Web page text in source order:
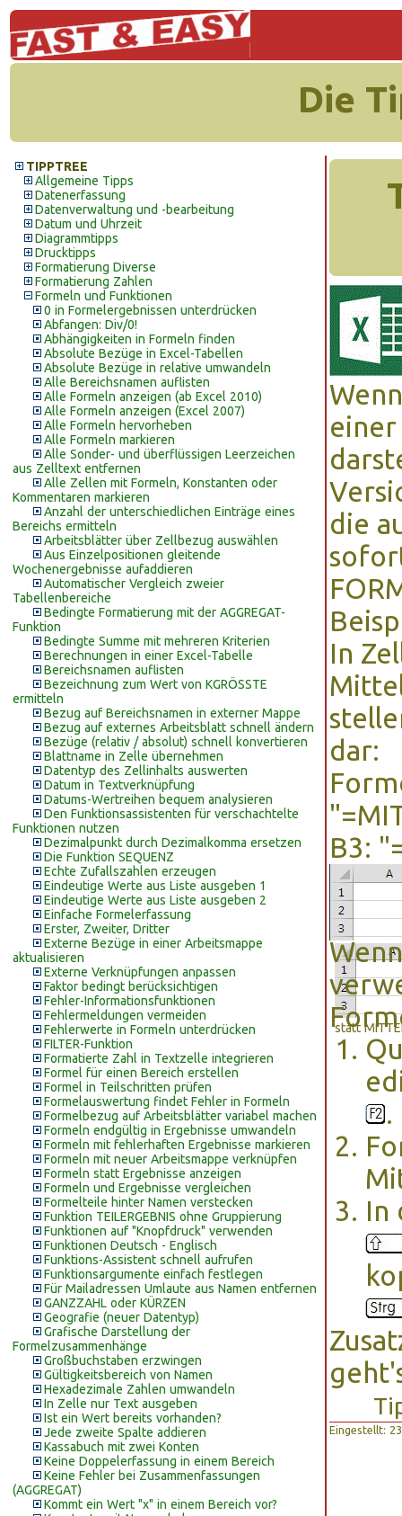
Die
TIPPTREE
Allgemeine Tipps
Datenerfassung
Datenverwaltung und -bearbeitung
Datum und Uhrzeit
Diagrammtipps
Drucktipps
Formatierung Diverse
Formatierung Zahlen
Formeln und Funktionen
0 in Formelergebnissen unterdrücken
Abfangen: Div/0!
Abhängigkeiten in Formeln finden
Absolute Bezüge in Excel-Tabellen
Absolute Bezüge in relative umwandeln
Alle Bereichsnamen auflisten
Alle Formeln anzeigen (ab Excel 2010)
Alle Formeln anzeigen (Excel 2007)
Alle Formeln hervorheben
Alle Formeln markieren
Alle Sonder- und überflüssigen Leerzeichen
aus Zelltext entfernen
Alle Zellen mit Formeln, Konstanten oder
Kommentaren markieren
Anzahl der unterschiedlichen Einträge eines
Bereichs ermitteln
Arbeitsblätter über Zellbezug auswählen
Aus Einzelpositionen gleitende
Wochenergebnisse aufaddieren
Automatischer Vergleich zweier
Tabellenbereiche
Bedingte Formatierung mit der AGGREGAT-
Funktion
Bedingte Summe mit mehreren Kriterien
Berechnungen in einer Excel-Tabelle
Bereichsnamen auflisten
Bezeichnung zum Wert von KGRÖSSTE
ermitteln
Bezug auf Bereichsnamen in externer Mappe
Bezug auf externes Arbeitsblatt schnell ändern
Bezüge (relativ / absolut) schnell konvertieren
Blattname in Zelle übernehmen
Datentyp des Zellinhalts auswerten
Datum in Textverknüpfung
Datums-Wertreihen bequem analysieren
Den Funktionsassistenten für verschachtelte
Funktionen nutzen
Dezimalpunkt durch Dezimalkomma ersetzen
Die Funktion SEQUENZ
Echte Zufallszahlen erzeugen
Eindeutige Werte aus Liste ausgeben 1
Eindeutige Werte aus Liste ausgeben 2
Einfache Formelerfassung
Erster, Zweiter, Dritter
Externe Bezüge in einer Arbeitsmappe
aktualisieren
Externe Verknüpfungen anpassen
Faktor bedingt berücksichtigen
Fehler-Informationsfunktionen
Fehlermeldungen vermeiden
Fehlerwerte in Formeln unterdrücken
FILTER-Funktion
Formatierte Zahl in Textzelle integrieren
Formel für einen Bereich erstellen
Formel in Teilschritten prüfen
Formelauswertung findet Fehler in Formeln
Formelbezug auf Arbeitsblätter variabel machen
Formeln endgültig in Ergebnisse umwandeln
Formeln mit fehlerhaften Ergebnisse markieren
Formeln mit neuer Arbeitsmappe verknüpfen
Formeln statt Ergebnisse anzeigen
Formeln und Ergebnisse vergleichen
Formelteile hinter Namen verstecken
Funktion TEILERGEBNIS ohne Gruppierung
Funktionen auf "Knopfdruck" verwenden
Funktionen Deutsch - Englisch
Funktions-Assistent schnell aufrufen
Funktionsargumente einfach festlegen
Für Mailadressen Umlaute aus Namen entfernen
GANZZAHL oder KÜRZEN
Geografie (neuer Datentyp)
Grafische Darstellung der
Formelzusammenhänge
Großbuchstaben erzwingen
Gültigkeitsbereich von Namen
Hexadezimale Zahlen umwandeln
In Zelle nur Text ausgeben
Ist ein Wert bereits vorhanden?
Jede zweite Spalte addieren
Kassabuch mit zwei Konten
Keine Doppelerfassung in einem Bereich
Keine Fehler bei Zusammenfassungen
(AGGREGAT)
Kommt ein Wert "x" in einem Bereich vor?
einer
die
In
dar:
B3:
statt
.
In
Eingestellt: